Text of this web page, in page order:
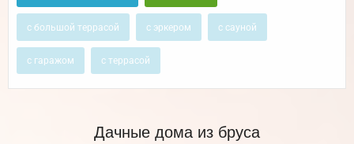
с большой террасой с эркером с сауной
с гаражом с террасой
Дачные дома из бруса